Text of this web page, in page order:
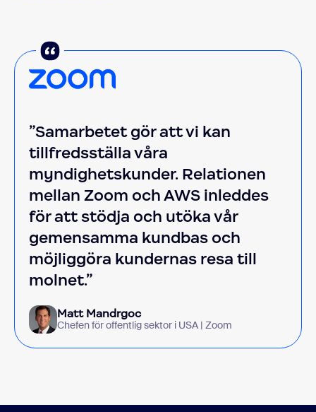
”Samarbetet gör att vi kan
tillfredsställa våra
myndighetskunder. Relationen
mellan Zoom och AWS inleddes
för att stödja och utöka vår
gemensamma kundbas och
möjliggöra kundernas resa till
molnet.”
Matt Mandrgoc
Chefen för offentlig sektor i USA | Zoom